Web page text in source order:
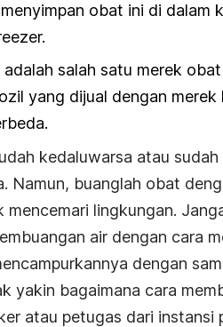
obat ini di dalam
adalah salah satu merek
yang dijual dengan
kedaluwarsa atau
Namun, buanglah obat
mencemari lingkungan.
air dengan cara
dengan
yakin bagaimana cara
atau petugas dari instansi